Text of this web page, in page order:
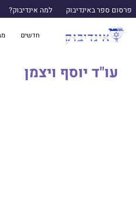
פרסום ספר באינדיבוק למה אינדיבוק?
חדשים
עו"ד יוסף ויצמן